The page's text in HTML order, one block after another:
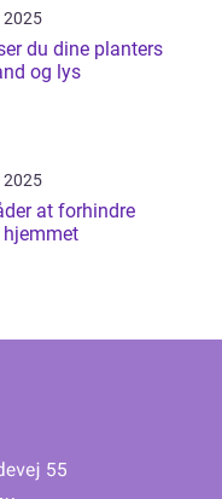
2025
du dine planters
og lys
2025
at forhindre